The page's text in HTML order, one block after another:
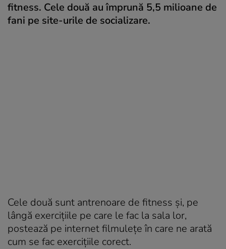
fitness. Cele două au împrună 5,5 milioane de
fani pe site-urile de socializare.
Cele două sunt antrenoare de fitness și, pe
lângă exercițiile pe care le fac la sala lor,
postează pe internet filmulețe în care ne arată
cum se fac exercițiile corect.